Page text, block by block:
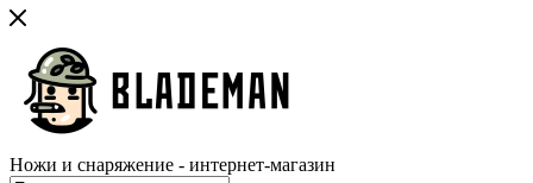
Ножи и снаряжение - интернет-магазин